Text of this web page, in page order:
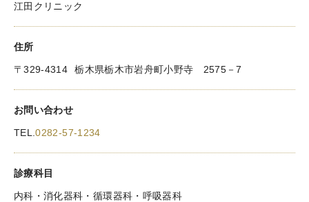
江田クリニック
住所
〒329-4314 栃木県栃木市岩舟町小野寺 2575－7
お問い合わせ
TEL.0282-57-1234
診療科目
内科・消化器科・循環器科・呼吸器科